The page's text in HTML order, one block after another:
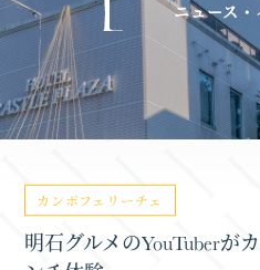
ニュース・
カンポフェリーチェ
明石グルメのYouTuberが